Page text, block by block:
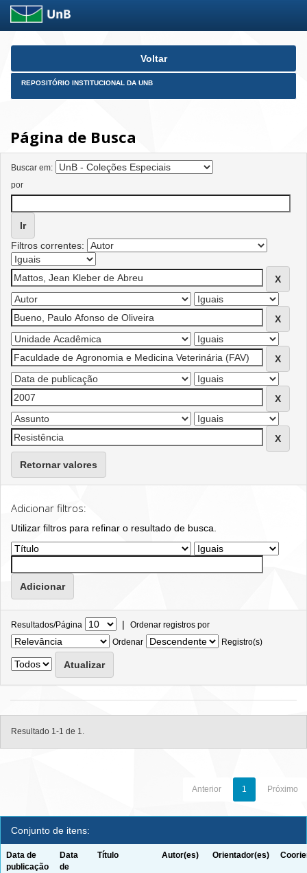
Skip
Voltar
REPOSITÓRIO INSTITUCIONAL DA UNB
Página de Busca
Buscar em:
por
Filtros correntes:
Retornar valores
Adicionar filtros:
Utilizar filtros para refinar o resultado de busca.
Resultados/Página | Ordenar registros por
Ordenar
Registro(s)
Resultado 1-1 de 1.
Anterior 1 Próximo
Conjunto de itens:
Data de
publicação
Data
de
Título Autor(es) Orientador(es)